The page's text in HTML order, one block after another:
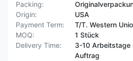
Packing:
Origin:
USA
Payment Term:
T/T. Western
MOQ:
1 Stück
Delivery Time:
3-10 Arbeitstage
Auftrag